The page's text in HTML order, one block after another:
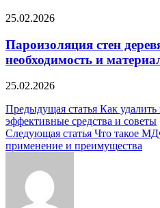
25.02.2026
Пароизоляция стен
необходимость и
25.02.2026
Навигация
по
записям
Предыдущая статья Как удалить
эффективные средства и советы
Следующая статья Что такое
применение и преимущества